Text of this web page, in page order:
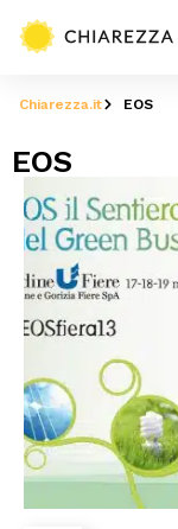
Chiarezza.it EOS
EOS